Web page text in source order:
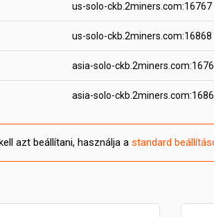
us-solo-ckb.2miners.com:16767
us-solo-ckb.2miners.com:16868
asia-solo-
asia-solo-
azt beállítani, használja a standard